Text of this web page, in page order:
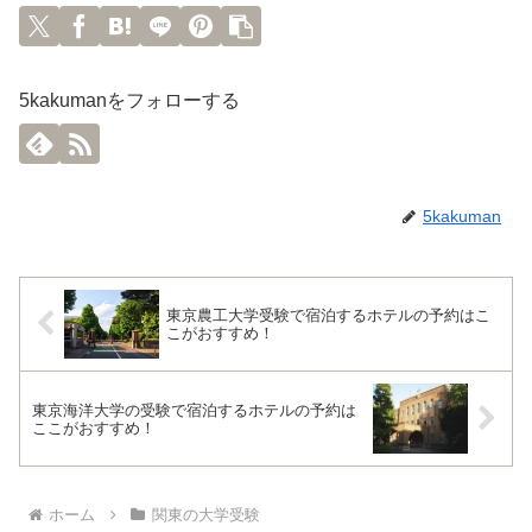
5kakumanをフォローする
5kakuman
東京農工大学受験で宿泊するホテルの予約はこ
こがおすすめ！
東京海洋大学の受験で宿泊するホテルの予約は
ここがおすすめ！
ホーム 関東の大学受験